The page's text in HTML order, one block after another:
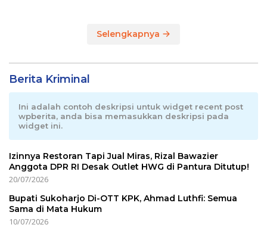
Selengkapnya
Berita Kriminal
Ini adalah contoh deskripsi untuk widget recent post
wpberita, anda bisa memasukkan deskripsi pada
widget ini.
Izinnya Restoran Tapi Jual Miras, Rizal Bawazier
Anggota DPR RI Desak Outlet HWG di Pantura Ditutup!
20/07/2026
Bupati Sukoharjo Di-OTT KPK, Ahmad Luthfi: Semua
Sama di Mata Hukum
10/07/2026